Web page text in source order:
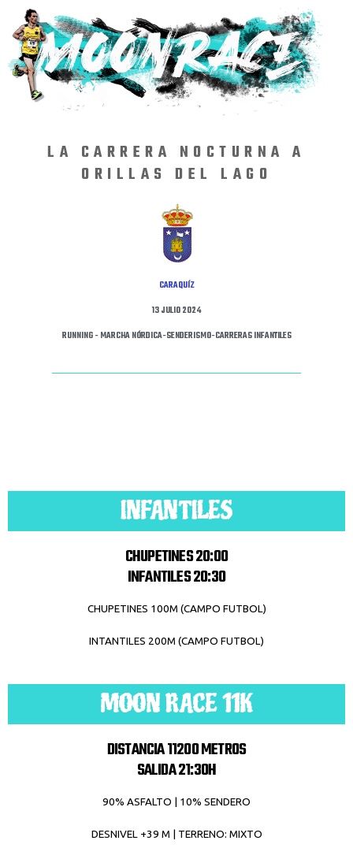
LA CARRERA NOCTURNA A
ORILLAS DEL LAGO
CARAQUÍZ
13 JULIO 2024
RUNNING - MARCHA NÓRDICA-SENDERISMO-CARRERAS INFANTILES
INFANTILES
CHUPETINES 20:00
INFANTILES 20:30
CHUPETINES 100M (CAMPO FUTBOL)
INTANTILES 200M (CAMPO FUTBOL)
MOON RACE 11K
DISTANCIA 11200 METROS
SALIDA 21:30H
90% ASFALTO | 10% SENDERO
DESNIVEL +39 M | TERRENO: MIXTO